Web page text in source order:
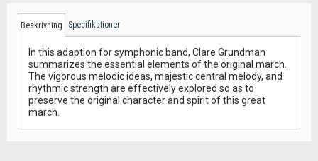
Beskrivning Specifikationer
In this adaption for symphonic band, Clare Grundman
summarizes the essential elements of the original march.
The vigorous melodic ideas, majestic central melody, and
rhythmic strength are effectively explored so as to
preserve the original character and spirit of this great
march.